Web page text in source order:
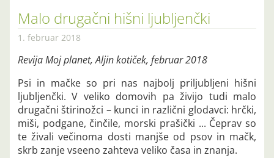
Malo drugačni hišni ljubljenčki
1. februar 2018
Revija Moj planet, Aljin kotiček, februar 2018
Psi in mačke so pri nas najbolj priljubljeni hišni
ljubljenčki. V veliko domovih pa živijo tudi malo
drugačni štirinožci – kunci in različni glodavci: hrčki,
miši, podgane, činčile, morski prašički ... Čeprav so
te živali večinoma dosti manjše od psov in mačk,
skrb zanje vseeno zahteva veliko časa in znanja.